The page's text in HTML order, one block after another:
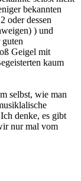
bekannten
oder dessen
) und
Geigel mit
kaum
selbst, wie man
denke, es gibt
nur mal vom